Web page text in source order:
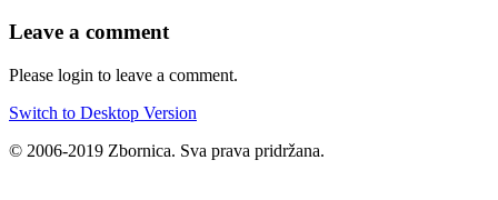
Leave a comment
Please login to leave a comment.
Switch to Desktop Version
© 2006-2019 Zbornica. Sva prava pridržana.